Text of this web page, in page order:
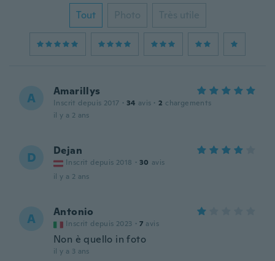
Tout Photo Très utile
A Amarillys
Inscrit depuis 2017 · 34 avis · 2 chargements
il y a 2 ans
D Dejan
Inscrit depuis 2018 · 30 avis
il y a 2 ans
A Antonio
Inscrit depuis 2023 · 7 avis
Non è quello in foto
il y a 3 ans